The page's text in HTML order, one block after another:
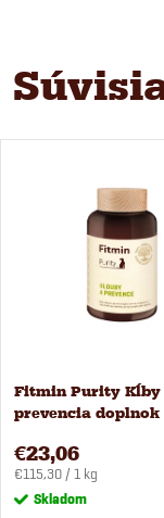
Fitmin Purity Kĺby
prevencia doplnok
€23,06
Jednotková
cena:
€115,30 / 1 kg
Skladom